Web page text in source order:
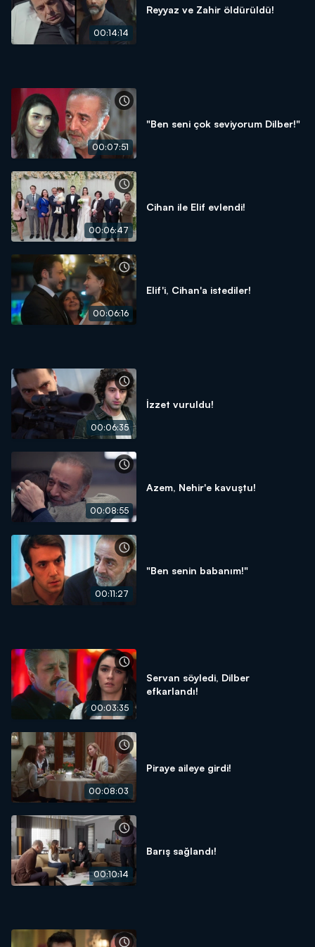
00:14:14
Reyyaz ve Zahir öldürüldü!
00:07:51
"Ben seni çok seviyorum Dilber!"
00:06:47
Cihan ile Elif evlendi!
00:06:16
Elif'i, Cihan'a istediler!
00:06:35
İzzet vuruldu!
00:08:55
Azem, Nehir'e kavuştu!
00:11:27
"Ben senin babanım!"
00:03:35
Servan söyledi, Dilber
efkarlandı!
00:08:03
Piraye aileye girdi!
00:10:14
Barış sağlandı!